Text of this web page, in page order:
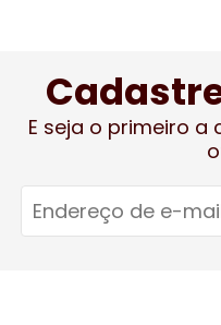
E seja o primeiro a